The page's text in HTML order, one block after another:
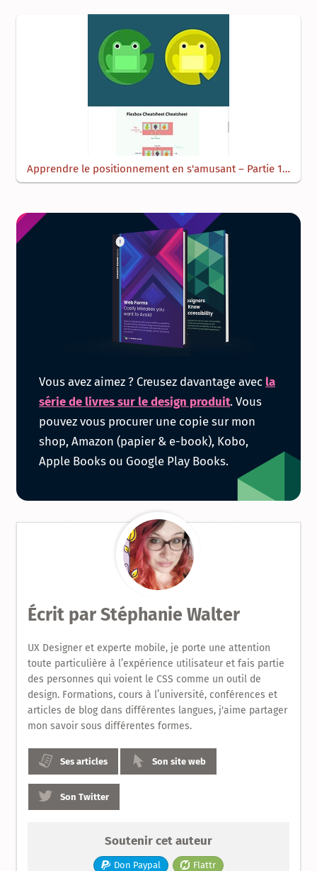
Apprendre le positionnement en s'amusant – Partie 1…
la
série
de
livres
Design
Produit
Vous avez aimez ? Creusez davantage avec la
série de livres sur le design produit. Vous
pouvez vous procurer une copie sur mon
shop, Amazon (papier & e-book), Kobo,
Apple Books ou Google Play Books.
Écrit par Stéphanie Walter
UX Designer et experte mobile, je porte une attention
toute particulière à l’expérience utilisateur et fais partie
des personnes qui voient le CSS comme un outil de
design. Formations, cours à l’université, conférences et
articles de blog dans différentes langues, j'aime partager
mon savoir sous différentes formes.
Ses articles Son site web
Son Twitter
Soutenir cet auteur
Don Paypal Flattr